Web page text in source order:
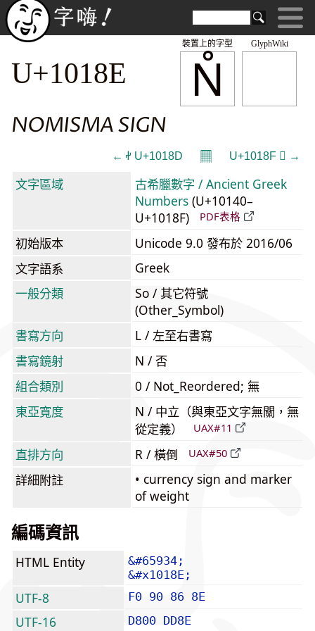
GlyphWiki
𐆎
裝置上的字型
U+1018E
NOMISMA SIGN
← 𐆍 U+1018D 𝄜 U+1018F 𐆏 →
文字區域
古希臘數字 / Ancient Greek
Numbers (U+10140–
U+1018F)
PDF表格
初始版本
Unicode 9.0 發布於 2016/06
文字語系
Greek
一般分類
So / 其它符號
(Other_Symbol)
書寫方向
L / 左至右書寫
書寫鏡射
N / 否
組合類別
0 / Not_Reordered; 無
東亞寬度
N / 中立（與東亞文字無關，無
從定義）
UAX#11
直排方向 R / 橫倒 UAX#50
詳細附註
• currency sign and marker
of weight
編碼資訊
HTML Entity
&#65934;
&#x1018E;
UTF-8 F0 90 86 8E
UTF-16 D800 DD8E